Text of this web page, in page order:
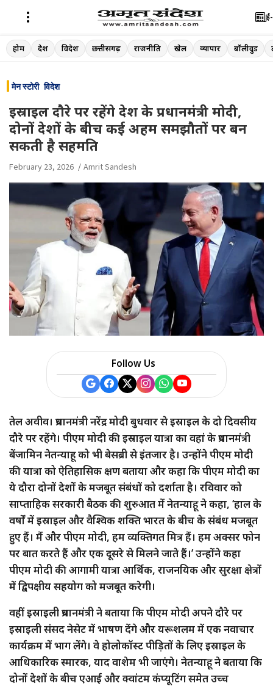
Skip
to
होम देश विदेश छत्तीसगढ़ राजनीति खेल व्यापार बॉलीवुड
मेन स्टोरी विदेश
इस्राइल दौरे पर रहेंगे देश के प्रधानमंत्री मोदी,
दोनों देशों के बीच कई अहम समझौतों पर बन
सकती है सहमति
February 23, 2026 Amrit Sandesh
Follow Us
तेल अवीव। प्रधानमंत्री नरेंद्र मोदी बुधवार से इस्राइल के दो दिवसीय
दौरे पर रहेंगे। पीएम मोदी की इस्राइल यात्रा का वहां के प्रधानमंत्री
बेंजामिन नेतन्याहू को भी बेसब्री से इंतजार है। उन्होंने पीएम मोदी
की यात्रा को ऐतिहासिक क्षण बताया और कहा कि पीएम मोदी का
ये दौरा दोनों देशों के मजबूत संबंधों को दर्शाता है। रविवार को
साप्ताहिक सरकारी बैठक की शुरुआत में नेतन्याहू ने कहा, ‘हाल के
वर्षों में इस्राइल और वैश्विक शक्ति भारत के बीच के संबंध मजबूत
हुए हैं। मैं और पीएम मोदी, हम व्यक्तिगत मित्र हैं। हम अक्सर फोन
पर बात करते हैं और एक दूसरे से मिलने जाते हैं।’ उन्होंने कहा
पीएम मोदी की आगामी यात्रा आर्थिक, राजनयिक और सुरक्षा क्षेत्रों
में द्विपक्षीय सहयोग को मजबूत करेगी।
वहीं इस्राइली प्रधानमंत्री ने बताया कि पीएम मोदी अपने दौरे पर
इस्राइली संसद नेसेट में भाषण देंगे और यरूशलम में एक नवाचार
कार्यक्रम में भाग लेंगे। वे होलोकॉस्ट पीड़ितों के लिए इस्राइल के
आधिकारिक स्मारक, याद वाशेम भी जाएंगे। नेतन्याहू ने बताया कि
दोनों देशों के बीच एआई और क्वांटम कंप्यूटिंग समेत उच्च